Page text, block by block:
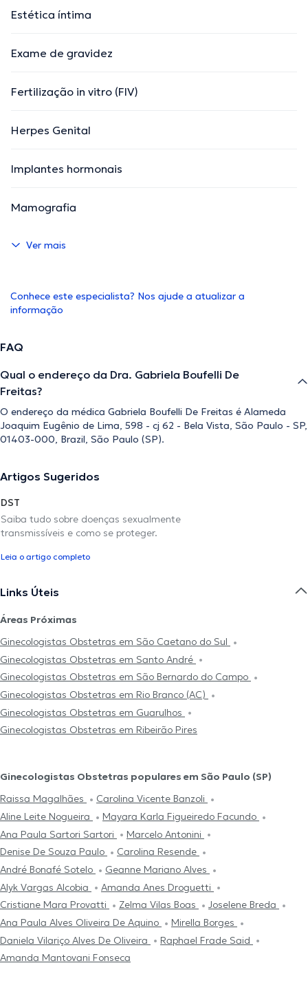
Estética íntima
Exame de gravidez
Fertilização in vitro (FIV)
Herpes Genital
Implantes hormonais
Mamografia
Ver mais
Conhece este especialista? Nos ajude a atualizar a
informação
FAQ
Qual o endereço da Dra. Gabriela Boufelli De
Freitas?
O endereço da médica Gabriela Boufelli De Freitas é Alameda
Joaquim Eugênio de Lima, 598 - cj 62 - Bela Vista, São Paulo - SP,
01403-000, Brazil, São Paulo (SP).
Artigos Sugeridos
DST
Saiba tudo sobre doenças sexualmente
transmissíveis e como se proteger.
Leia o artigo completo
Links Úteis
Áreas Próximas
Ginecologistas Obstetras em São Caetano do Sul
Ginecologistas Obstetras em Santo André
Ginecologistas Obstetras em São Bernardo do Campo
Ginecologistas Obstetras em Rio Branco (AC)
Ginecologistas Obstetras em Guarulhos
Ginecologistas Obstetras em Ribeirão Pires
Ginecologistas Obstetras populares em São Paulo (SP)
Raissa Magalhães
Carolina Vicente Banzoli
Aline Leite Nogueira
Mayara Karla Figueiredo Facundo
Ana Paula Sartori Sartori
Marcelo Antonini
Denise De Souza Paulo
Carolina Resende
André Bonafé Sotelo
Geanne Mariano Alves
Alyk Vargas Alcobia
Amanda Anes Droguetti
Cristiane Mara Provatti
Zelma Vilas Boas
Joselene Breda
Ana Paula Alves Oliveira De Aquino
Mirella Borges
Daniela Vilariço Alves De Oliveira
Raphael Frade Said
Amanda Mantovani Fonseca